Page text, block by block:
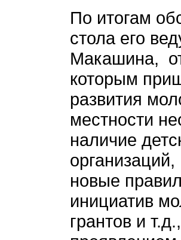
По итогам
стола его
Макашина,
которым
развития
местности
наличие
новые
инициатив
грантов и